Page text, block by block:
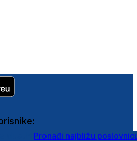
Pronađi najbližu